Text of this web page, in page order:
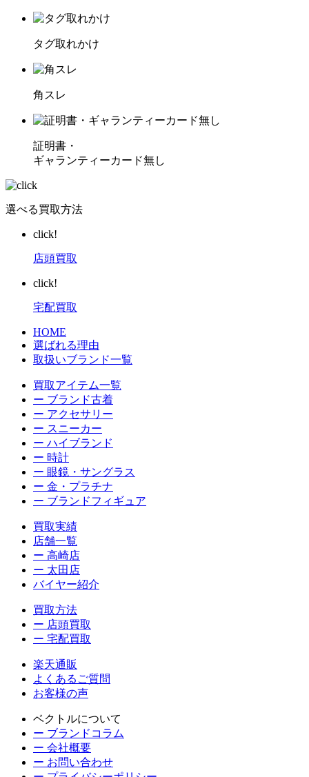
タグ取れかけ
角スレ
証明書・
ギャランティーカード無し
選べる買取方法
click!
店頭買取
click!
宅配買取
HOME
選ばれる理由
取扱いブランド一覧
買取アイテム一覧
ー ブランド古着
ー アクセサリー
ー スニーカー
ー ハイブランド
ー 時計
ー 眼鏡・サングラス
ー 金・プラチナ
ー ブランドフィギュア
買取実績
店舗一覧
ー 高崎店
ー 太田店
バイヤー紹介
買取方法
ー 店頭買取
ー 宅配買取
楽天通販
よくあるご質問
お客様の声
ベクトルについて
ー ブランドコラム
ー 会社概要
ー お問い合わせ